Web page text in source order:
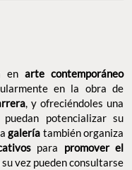
en arte contemporáneo
en la obra de
, y ofreciéndoles una
potencializar su
galería también organiza
para promover el
su vez pueden consultarse